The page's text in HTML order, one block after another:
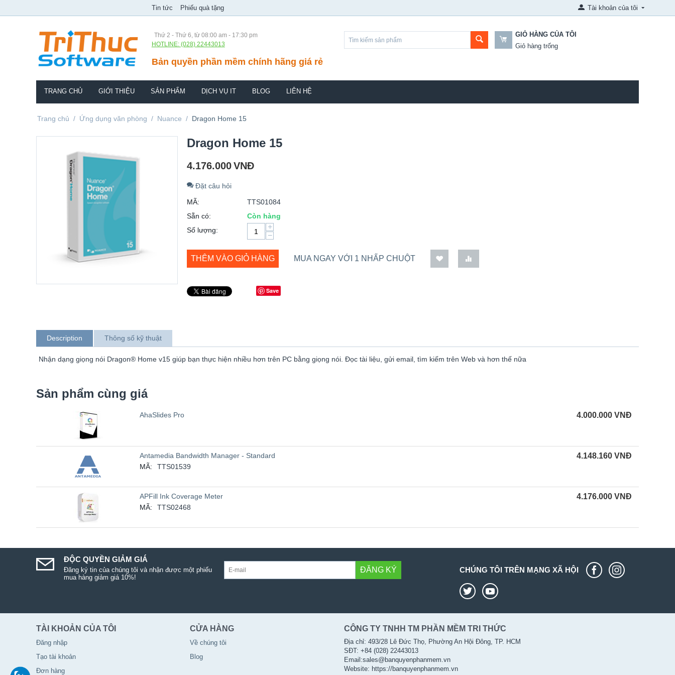
Tin tức Phiếu quà tặng Tài khoản của tôi
Thứ 2 - Thứ 6, từ 08:00 am - 17:30 pm
HOTLINE: (028) 22443013
Bản quyền phần mềm chính hãng giá rẻ
GIỎ HÀNG CỦA TÔI
Giỏ hàng trống
TRANG CHỦ GIỚI THIỆU SẢN PHẨM DỊCH VỤ IT BLOG LIÊN HỆ
Trang chủ / Ứng dụng văn phòng / Nuance / Dragon Home 15
Dragon Home 15
4.176.000VNĐ
Đặt câu hỏi
MÃ:
TTS01084
Sẵn có:
Còn hàng
Số lượng:
+
−
THÊM VÀO GIỎ HÀNG MUA NGAY VỚI 1 NHẤP CHUỘT
Save
Description Thông số kỹ thuật
Nhận dạng giọng nói Dragon® Home v15 giúp bạn thực hiện nhiều hơn trên PC bằng giọng nói. Đọc tài liệu, gửi email, tìm kiếm trên Web và hơn thế nữa
Sản phẩm cùng giá
AhaSlides Pro 4.000.000 VNĐ
Antamedia Bandwidth Manager - Standard
MÃ:
TTS01539
4.148.160 VNĐ
APFill Ink Coverage Meter
MÃ:
TTS02468
4.176.000 VNĐ
ĐỘC QUYỀN GIẢM GIÁ
Đăng ký tin của chúng tôi và nhận được một phiếu
mua hàng giảm giá 10%!
ĐĂNG KÝ CHÚNG TÔI TRÊN MẠNG XÃ HỘI
TÀI KHOẢN CỦA TÔI
Đăng nhập
Tạo tài khoản
Đơn hàng
CỬA HÀNG
Về chúng tôi
Blog
CÔNG TY TNHH TM PHẦN MỀM TRI THỨC
Địa chỉ: 493/28 Lê Đức Thọ, Phường An Hội Đông, TP. HCM
SĐT: +84 (028) 22443013
Email:sales@banquyenphanmem.vn
Website: https://banquyenphanmem.vn